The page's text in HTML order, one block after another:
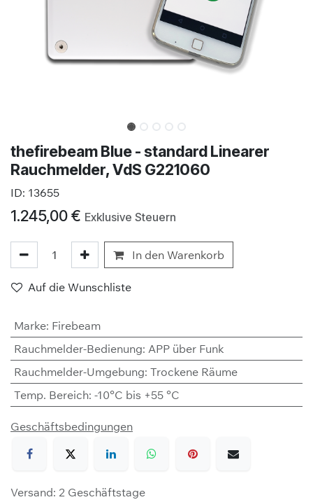
thefirebeam Blue - standard Linearer
Rauchmelder, VdS G221060
ID: 13655
1.245,00€ Exklusive Steuern
In den Warenkorb
Auf die Wunschliste
Marke: Firebeam
Rauchmelder-Bedienung: APP über Funk
Rauchmelder-Umgebung: Trockene Räume
Temp. Bereich: -10°C bis +55 °C
Geschäftsbedingungen
Versand: 2 Geschäftstage